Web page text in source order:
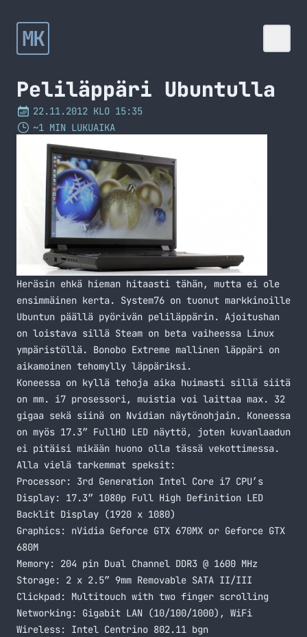
MK
Peliläppäri Ubuntulla
22.11.2012 KLO 15:35
~1 MIN LUKUAIKA
Heräsin ehkä hieman hitaasti tähän, mutta ei ole
ensimmäinen kerta. System76 on tuonut markkinoille
Ubuntun päällä pyörivän peliläppärin. Ajoitushan
on loistava sillä Steam on beta vaiheessa Linux
ympäristöllä. Bonobo Extreme mallinen läppäri on
aikamoinen tehomylly läppäriksi.
Koneessa on kyllä tehoja aika huimasti sillä siitä
on mm. i7 prosessori, muistia voi laittaa max. 32
gigaa sekä siinä on Nvidian näytönohjain. Koneessa
on myös 17.3″ FullHD LED näyttö, joten kuvanlaadun
ei pitäisi mikään huono olla tässä vekottimessa.
Alla vielä tarkemmat speksit:
Processor: 3rd Generation Intel Core i7 CPU’s
Display: 17.3″ 1080p Full High Definition LED
Backlit Display (1920 x 1080)
Graphics: nVidia Geforce GTX 670MX or Geforce GTX
680M
Memory: 204 pin Dual Channel DDR3 @ 1600 MHz
Storage: 2 x 2.5″ 9mm Removable SATA II/III
Clickpad: Multitouch with two finger scrolling
Networking: Gigabit LAN (10/100/1000), WiFi
Wireless: Intel Centrino 802.11 bgn